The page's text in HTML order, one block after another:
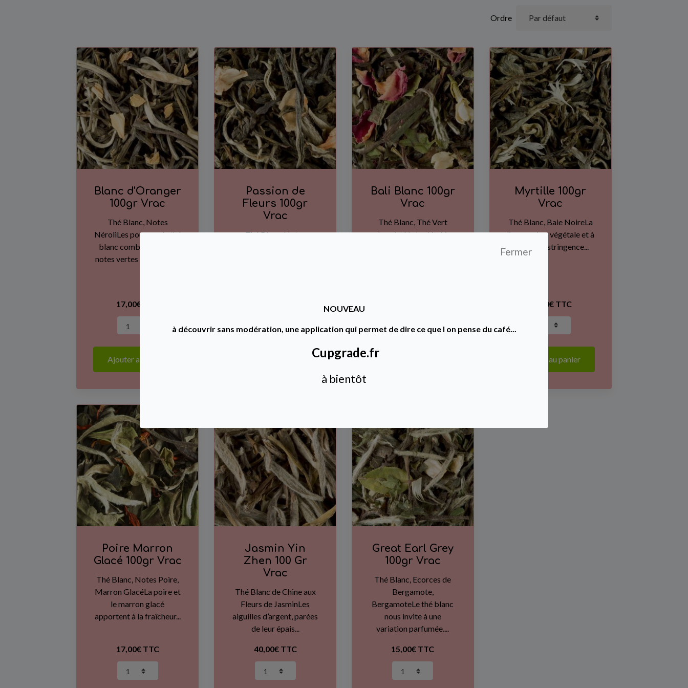
Ordre
Blanc d'Oranger
100gr Vrac
Thé Blanc, Notes
NéroliLes pousses de thé
blanc combinent leurs
notes vertes à la saveur...
17,00€ TTC
Ajouter au panier
Passion de
Fleurs 100gr
Vrac
Thé Blanc, Notes
Bali Blanc 100gr
Vrac
Thé Blanc, Thé Vert
Jasmin, Notes Litchi,
Myrtille 100gr
Vrac
Thé Blanc, Baie NoireLa
liqueur vive, végétale et à
la légère astringence...
14,00€ TTC
Ajouter au panier
Poire Marron
Glacé 100gr Vrac
Thé Blanc, Notes Poire,
Marron GlacéLa poire et
le marron glacé
apportent à la fraîcheur...
17,00€ TTC
Jasmin Yin
Zhen 100 Gr
Vrac
Thé Blanc de Chine aux
Fleurs de JasminLes
aiguilles d’argent, parées
de leur épais...
40,00€ TTC
Great Earl Grey
100gr Vrac
Thé Blanc, Ecorces de
Bergamote,
BergamoteLe thé blanc
nous invite à une
variation parfumée....
15,00€ TTC
Fermer
NOUVEAU
à découvrir sans modération, une application qui permet de dire ce que l on pense du café...
Cupgrade.fr
à bientôt